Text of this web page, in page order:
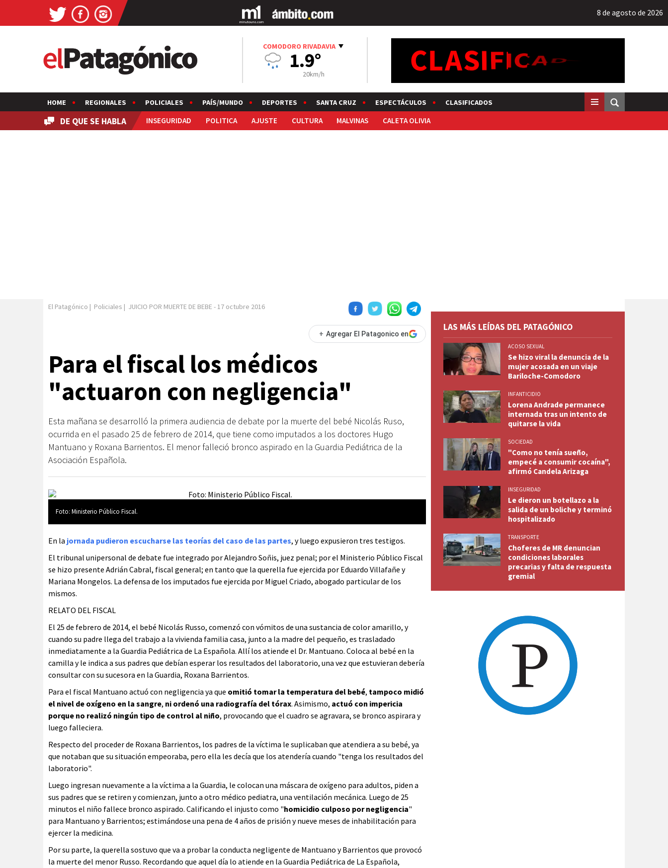
8 de agosto de 2026
COMODORO RIVADAVIA
1.9°
20km/h
HOME REGIONALES POLICIALES PAÍS/MUNDO DEPORTES SANTA CRUZ ESPECTÁCULOS CLASIFICADOS
DE QUE SE HABLA INSEGURIDAD POLITICA AJUSTE CULTURA MALVINAS CALETA OLIVIA
El Patagónico | Policiales | JUICIO POR MUERTE DE BEBE- 17 octubre 2016
+ Agregar El Patagonico en
Para el fiscal los médicos
"actuaron con negligencia"
Esta mañana se desarrolló la primera audiencia de debate por la muerte del bebé Nicolás Ruso,
ocurrida en el pasado 25 de febrero de 2014, que tiene como imputados a los doctores Hugo
Mantuano y Roxana Barrientos. El menor falleció bronco aspirado en la Guardia Pediátrica de la
Asociación Española.
Foto: Ministerio Público Fiscal.
En la jornada pudieron escucharse las teorías del caso de las partes, y luego expusieron tres testigos.
El tribunal unipersonal de debate fue integrado por Alejandro Soñis, juez penal; por el Ministerio Público Fiscal
se hizo presente Adrián Cabral, fiscal general; en tanto que la querella fue ejercida por Eduardo Villafañe y
Mariana Mongelos. La defensa de los imputados fue ejercida por Miguel Criado, abogado particular de los
mismos.
RELATO DEL FISCAL
El 25 de febrero de 2014, el bebé Nicolás Russo, comenzó con vómitos de una sustancia de color amarillo, y
cuando su padre llega del trabajo a la vivienda familia casa, junto a la madre del pequeño, es trasladado
inmediatamente a la Guardia Pediátrica de La Española. Allí los atiende el Dr. Mantuano. Coloca al bebé en la
camilla y le indica a sus padres que debían esperar los resultados del laboratorio, una vez que estuvieran debería
consultar con su sucesora en la Guardia, Roxana Barrientos.
Para el fiscal Mantuano actuó con negligencia ya que omitió tomar la temperatura del bebé, tampoco midió
el nivel de oxígeno en la sangre, ni ordenó una radiografía del tórax. Asimismo, actuó con impericia
porque no realizó ningún tipo de control al niño, provocando que el cuadro se agravara, se bronco aspirara y
luego falleciera.
Respecto del proceder de Roxana Barrientos, los padres de la víctima le suplicaban que atendiera a su bebé, ya
que notaban que su situación empeoraba, pero ella les decía que los atendería cuando "tenga los resultados del
laboratorio".
Luego ingresan nuevamente a la víctima a la Guardia, le colocan una máscara de oxígeno para adultos, piden a
sus padres que se retiren y comienzan, junto a otro médico pediatra, una ventilación mecánica. Luego de 25
minutos el niño fallece bronco aspirado. Calificando el injusto como "homicidio culposo por negligencia"
para Mantuano y Barrientos; estimándose una pena de 4 años de prisión y nueve meses de inhabilitación para
ejercer la medicina.
Por su parte, la querella sostuvo que va a probar la conducta negligente de Mantuano y Barrientos que provocó
la muerte del menor Russo. Recordando que aquel día lo atiende en la Guardia Pediátrica de La Española,
LAS MÁS LEÍDAS DEL PATAGÓNICO
ACOSO SEXUAL
Se hizo viral la denuncia de la
mujer acosada en un viaje
Bariloche-Comodoro
INFANTICIDIO
Lorena Andrade permanece
internada tras un intento de
quitarse la vida
SOCIEDAD
"Como no tenía sueño,
empecé a consumir cocaína",
afirmó Candela Arizaga
INSEGURIDAD
Le dieron un botellazo a la
salida de un boliche y terminó
hospitalizado
TRANSPORTE
Choferes de MR denuncian
condiciones laborales
precarias y falta de respuesta
gremial